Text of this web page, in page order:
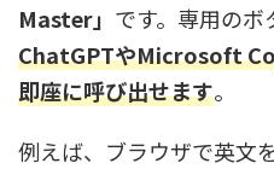
Master」 です。専用のボ
ChatGPTやMicrosoft
即座に呼び出せます。
例えば、ブラウザで英文